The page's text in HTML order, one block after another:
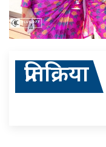
प्रतिक्रिया